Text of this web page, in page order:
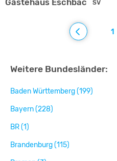
SV
1
Weitere Bundesländer:
Baden Württemberg (199)
Bayern (228)
BR (1)
Brandenburg (115)